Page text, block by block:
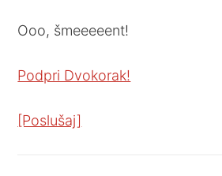
Ooo, šmeeeeent!
Podpri Dvokorak!
[Poslušaj]